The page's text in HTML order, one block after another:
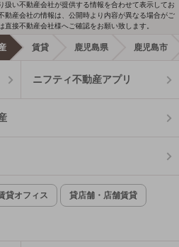
い不動産会社が提供する情報を合わせて表示してお
動産会社の情報は、公開時より内容が異なる場合がご
接不動産会社様へご確認をお願い致します。
賃貸 鹿児島県 鹿児島市
ニフティ不動産アプリ
貸オフィス 貸店舗・店舗賃貸